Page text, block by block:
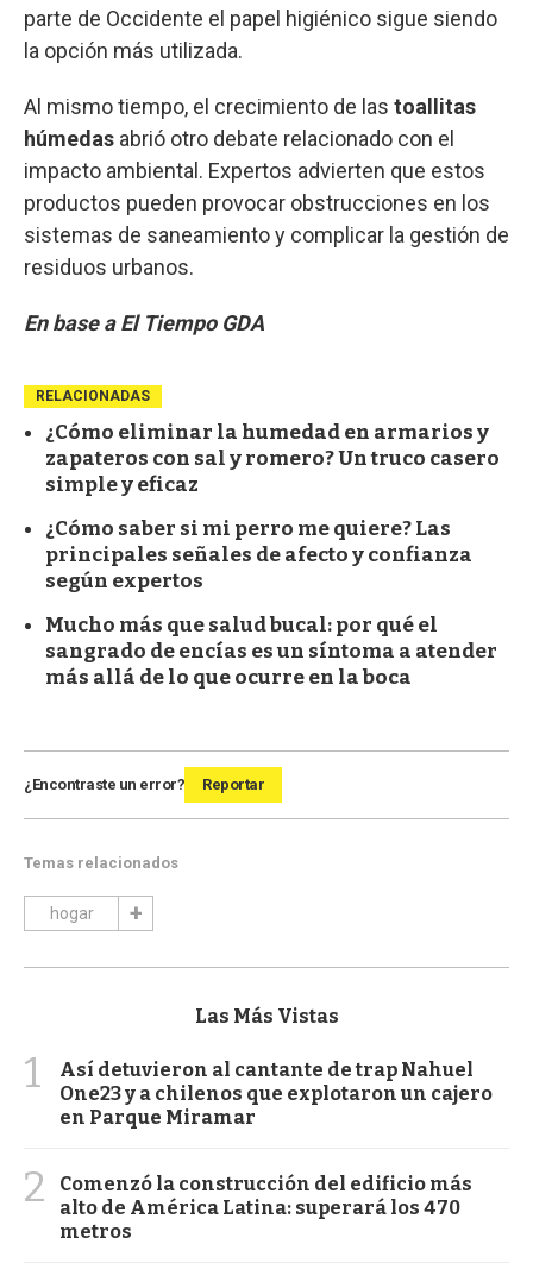
parte de Occidente el papel higiénico sigue siendo
la opción más utilizada.
Al mismo tiempo, el crecimiento de las toallitas
húmedas abrió otro debate relacionado con el
impacto ambiental. Expertos advierten que estos
productos pueden provocar obstrucciones en los
sistemas de saneamiento y complicar la gestión de
residuos urbanos.
En base a El Tiempo GDA
RELACIONADAS
¿Cómo eliminar la humedad en armarios y
zapateros con sal y romero? Un truco casero
simple y eficaz
¿Cómo saber si mi perro me quiere? Las
principales señales de afecto y confianza
según expertos
Mucho más que salud bucal: por qué el
sangrado de encías es un síntoma a atender
más allá de lo que ocurre en la boca
¿Encontraste un error? Reportar
Temas relacionados
hogar
Las Más Vistas
1
Así detuvieron al cantante de trap Nahuel
One23 y a chilenos que explotaron un cajero
en Parque Miramar
2
Comenzó la construcción del edificio más
alto de América Latina: superará los 470
metros